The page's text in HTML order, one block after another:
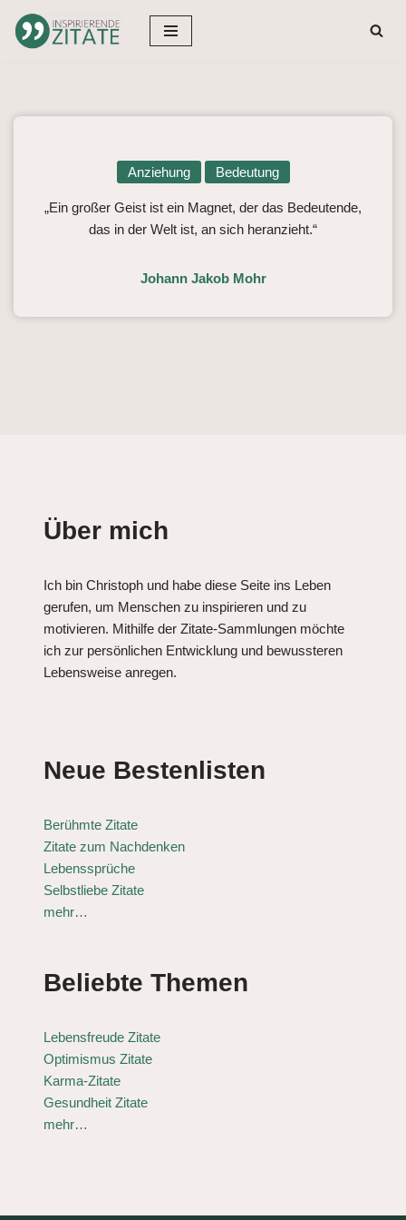
Zum
Anziehung Bedeutung
„Ein großer Geist ist ein Magnet, der das Bedeutende,
das in der Welt ist, an sich heranzieht.“
Johann Jakob Mohr
Über mich
Ich bin Christoph und habe diese Seite ins Leben
gerufen, um Menschen zu inspirieren und zu
motivieren. Mithilfe der Zitate-Sammlungen möchte
ich zur persönlichen Entwicklung und bewussteren
Lebensweise anregen.
Neue Bestenlisten
Berühmte Zitate
Zitate zum Nachdenken
Lebenssprüche
Selbstliebe Zitate
mehr…
Beliebte Themen
Lebensfreude Zitate
Optimismus Zitate
Karma-Zitate
Gesundheit Zitate
mehr…